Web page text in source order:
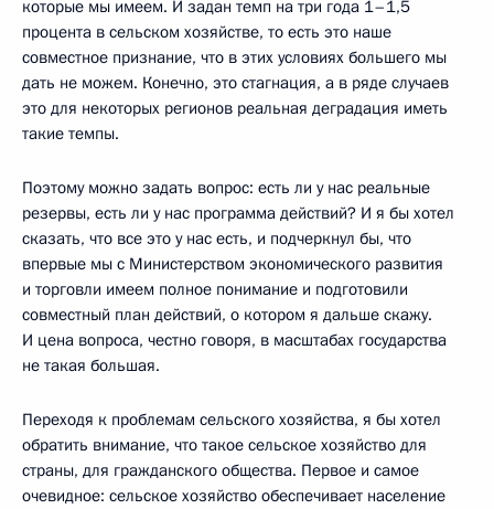
которые мы имеем. И задан темп на три года 1–1,5
процента в сельском хозяйстве, то есть это наше
совместное признание, что в этих условиях большего мы
дать не можем. Конечно, это стагнация, а в ряде случаев
это для некоторых регионов реальная деградация иметь
такие темпы.
Поэтому можно задать вопрос: есть ли у нас реальные
резервы, есть ли у нас программа действий? И я бы хотел
сказать, что все это у нас есть, и подчеркнул бы, что
впервые мы с Министерством экономического развития
и торговли имеем полное понимание и подготовили
совместный план действий, о котором я дальше скажу.
И цена вопроса, честно говоря, в масштабах государства
не такая большая.
Переходя к проблемам сельского хозяйства, я бы хотел
обратить внимание, что такое сельское хозяйство для
страны, для гражданского общества. Первое и самое
очевидное: сельское хозяйство обеспечивает население